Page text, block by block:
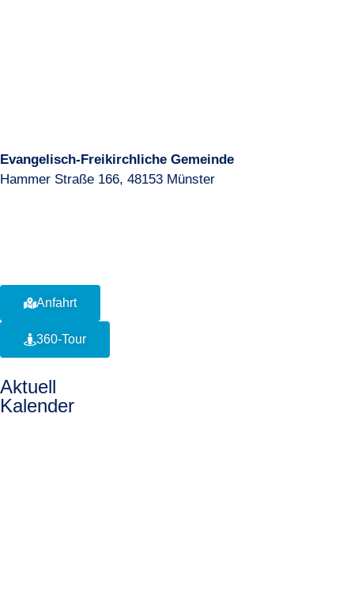
Evangelisch-Freikirchliche Gemeinde
Hammer Straße 166, 48153 Münster
Anfahrt
360-Tour
Aktuell
Kalender